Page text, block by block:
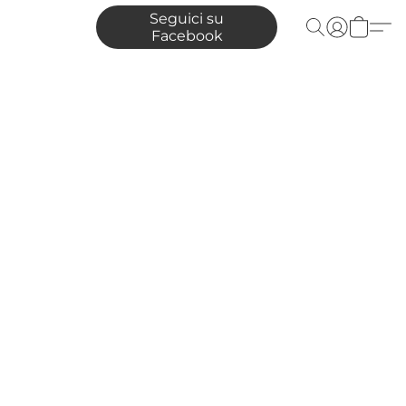
Seguici su
Facebook